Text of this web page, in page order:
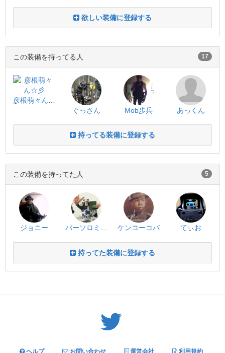
欲しい装備に登録する
この装備を持ってる人 17
ぐっさん
Mob歩兵 あっくん
持ってる装備に登録する
この装備を持ってた人 5
ジョニー バーソロミュー・くまりん ケンコーコバ てぃお
持ってた装備に登録する